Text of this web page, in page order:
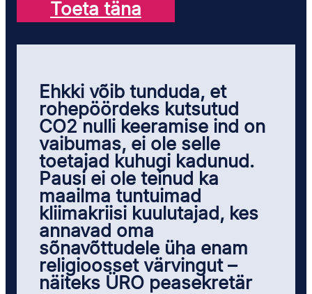
Toeta täna
Ehkki võib tunduda, et
rohepöördeks kutsutud
CO2 nulli keeramise ind on
vaibumas, ei ole selle
toetajad kuhugi kadunud.
Pausi ei ole teinud ka
maailma tuntuimad
kliimakriisi kuulutajad, kes
annavad oma
sõnavõttudele üha enam
religioosset värvingut –
näiteks ÜRO peasekretär